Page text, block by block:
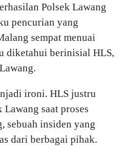
Polsek Lawang
pencurian yang
sempat menuai
diketahui berinisial HLS,
ironi. HLS justru
saat proses
sebuah insiden yang
dari berbagai pihak.